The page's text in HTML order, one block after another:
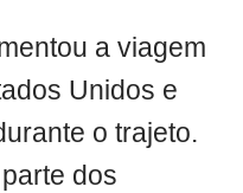
a viagem
Unidos e
o trajeto.
dos